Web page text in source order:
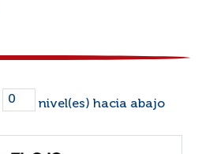
nivel(es) hacia abajo